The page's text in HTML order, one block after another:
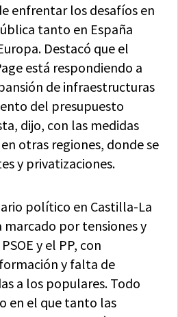
enfrentar los desafíos en
tanto en España
Destacó que el
está respondiendo a
de infraestructuras
del presupuesto
dijo, con las medidas
otras regiones, donde se
y privatizaciones.
político en Castilla-La
marcado por tensiones y
y el PP, con
y falta de
a los populares. Todo
en el que tanto las